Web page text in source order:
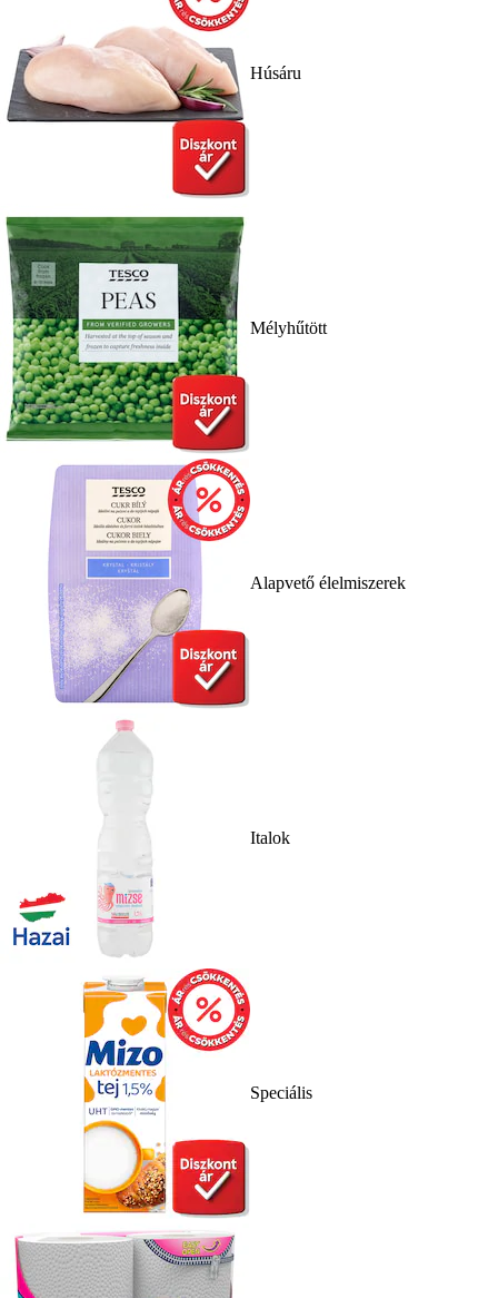
Húsáru
Mélyhűtött
Alapvető élelmiszerek
Italok
Speciális